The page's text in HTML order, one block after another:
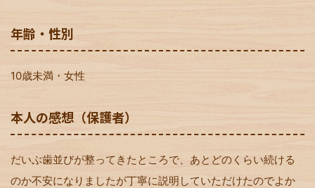
年齢・性別
10歳未満・女性
本人の感想（保護者）
だいぶ歯並びが整ってきたところで、あとどのくらい続ける
のか不安になりましたが丁寧に説明していただけたのでよか